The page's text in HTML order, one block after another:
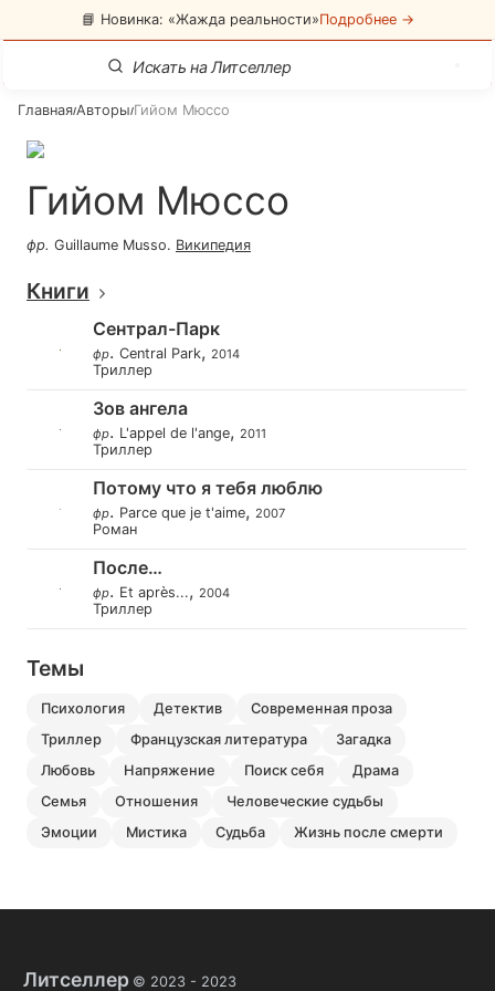
📘 Новинка: «Жажда реальности»Подробнее →
Главная/Авторы/Гийом Мюссо
Гийом Мюссо
фр. Guillaume Musso. Википедия
Книги
Сентрал-Парк
фр. Central Park, 2014
Триллер
Зов ангела
фр. L'appel de l'ange, 2011
Триллер
Потому что я тебя люблю
фр. Parce que je t'aime, 2007
Роман
После…
фр. Et après..., 2004
Триллер
Темы
психология детектив
современная проза
триллер
французская литература
загадка
любовь
напряжение поиск себя
драма
семья
отношения
человеческие судьбы
эмоции
мистика судьба жизнь после смерти
Литселлер © 2023 - 2023